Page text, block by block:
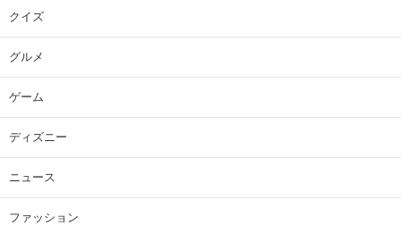
クイズ
グルメ
ゲーム
ディズニー
ニュース
ファッション